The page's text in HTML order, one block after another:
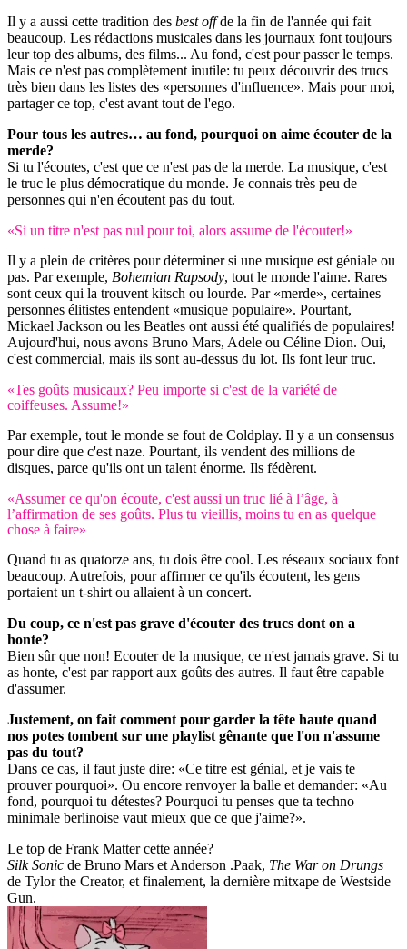
Il y a aussi cette tradition des best offde la fin de l'année qui fait
beaucoup. Les rédactions musicales dans les journaux font toujours
leur top des albums, des films... Au fond, c'est pour passer le temps.
Mais ce n'est pas complètement inutile: tu peux découvrir des trucs
très bien dans les listes des «personnes d'influence». Mais pour moi,
partager ce top, c'est avant tout de l'ego.
Pour tous les autres… au fond, pourquoi on aime écouter de la
merde?
Si tu l'écoutes, c'est que ce n'est pas de la merde. La musique, c'est
le truc le plus démocratique du monde. Je connais très peu de
personnes qui n'en écoutent pas du tout.
«Si un titre n'est pas nul pour toi, alors assume de l'écouter!»
Il y a plein de critères pour déterminer si une musique est géniale ou
pas. Par exemple, Bohemian Rapsody, tout le monde l'aime. Rares
sont ceux qui la trouvent kitsch ou lourde. Par «merde», certaines
personnes élitistes entendent «musique populaire». Pourtant,
Mickael Jackson ou les Beatles ont aussi été qualifiés de populaires!
Aujourd'hui, nous avons Bruno Mars, Adele ou Céline Dion. Oui,
c'est commercial, mais ils sont au-dessus du lot. Ils font leur truc.
«Tes goûts musicaux? Peu importe si c'est de la variété de
coiffeuses. Assume!»
Par exemple, tout le monde se fout de Coldplay. Il y a un consensus
pour dire que c'est naze. Pourtant, ils vendent des millions de
disques, parce qu'ils ont un talent énorme. Ils fédèrent.
«Assumer ce qu'on écoute, c'est aussi un truc lié à l’âge, à
l’affirmation de ses goûts. Plus tu vieillis, moins tu en as quelque
chose à faire»
Quand tu as quatorze ans, tu dois être cool. Les réseaux sociaux font
beaucoup. Autrefois, pour affirmer ce qu'ils écoutent, les gens
portaient un t-shirt ou allaient à un concert.
Du coup, ce n'est pas grave d'écouter des trucs dont on a
honte?
Bien sûr que non! Ecouter de la musique, ce n'est jamais grave. Si tu
as honte, c'est par rapport aux goûts des autres. Il faut être capable
d'assumer.
Justement, on fait comment pour garder la tête haute quand
nos potes tombent sur une playlist gênante que l'on n'assume
pas du tout?
Dans ce cas, il faut juste dire: «Ce titre est génial, et je vais te
prouver pourquoi». Ou encore renvoyer la balle et demander: «Au
fond, pourquoi tu détestes? Pourquoi tu penses que ta techno
minimale berlinoise vaut mieux que ce que j'aime?».
Le top de Frank Matter cette année?
Silk Sonic de Bruno Mars et Anderson .Paak, The War on Drungs
de Tylor the Creator, et finalement, la dernière mitxape de Westside
Gun.